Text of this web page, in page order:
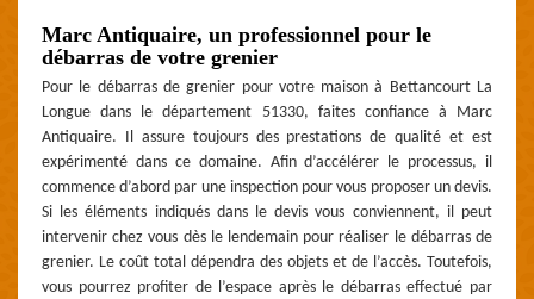
Marc Antiquaire, un professionnel pour le
débarras de votre grenier
Pour le débarras de grenier pour votre maison à Bettancourt La
Longue dans le département 51330, faites confiance à Marc
Antiquaire. Il assure toujours des prestations de qualité et est
expérimenté dans ce domaine. Afin d’accélérer le processus, il
commence d’abord par une inspection pour vous proposer un devis.
Si les éléments indiqués dans le devis vous conviennent, il peut
intervenir chez vous dès le lendemain pour réaliser le débarras de
grenier. Le coût total dépendra des objets et de l’accès. Toutefois,
vous pourrez profiter de l’espace après le débarras effectué par